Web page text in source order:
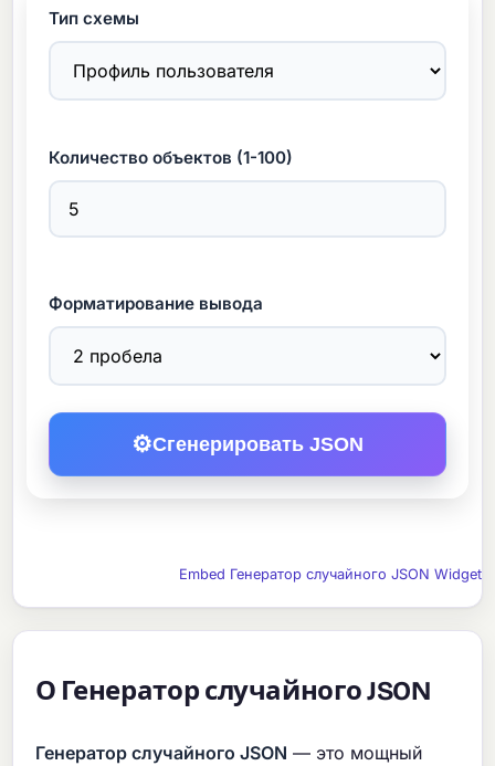
Тип схемы
Количество объектов (1-100)
Форматирование вывода
⚙Сгенерировать JSON
Embed Генератор случайного JSON Widget
О Генератор случайного JSON
Генератор случайного JSON — это мощный